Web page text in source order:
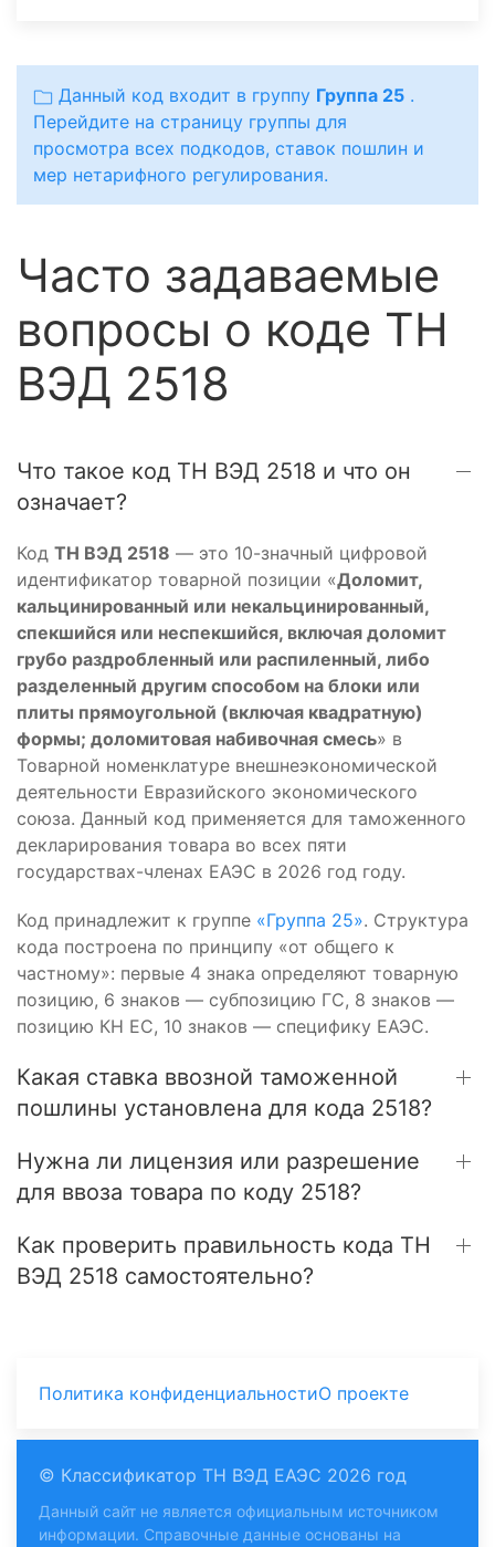
Данный код входит в группу Группа 25 .
Перейдите на страницу группы для
просмотра всех подкодов, ставок пошлин и
мер нетарифного регулирования.
Часто задаваемые
вопросы о коде ТН
ВЭД 2518
Что такое код ТН ВЭД 2518 и что он
означает?
Код ТН ВЭД 2518 — это 10-значный цифровой
идентификатор товарной позиции «Доломит,
кальцинированный или некальцинированный,
спекшийся или неспекшийся, включая доломит
грубо раздробленный или распиленный, либо
разделенный другим способом на блоки или
плиты прямоугольной (включая квадратную)
формы; доломитовая набивочная смесь» в
Товарной номенклатуре внешнеэкономической
деятельности Евразийского экономического
союза. Данный код применяется для таможенного
декларирования товара во всех пяти
государствах-членах ЕАЭС в 2026 год году.
Код принадлежит к группе «Группа 25». Структура
кода построена по принципу «от общего к
частному»: первые 4 знака определяют товарную
позицию, 6 знаков — субпозицию ГС, 8 знаков —
позицию КН ЕС, 10 знаков — специфику ЕАЭС.
Какая ставка ввозной таможенной
пошлины установлена для кода 2518?
Нужна ли лицензия или разрешение
для ввоза товара по коду 2518?
Как проверить правильность кода ТН
ВЭД 2518 самостоятельно?
Политика конфиденциальностиО проекте
© Классификатор ТН ВЭД ЕАЭС 2026 год
Данный сайт не является официальным источником
информации. Справочные данные основаны на